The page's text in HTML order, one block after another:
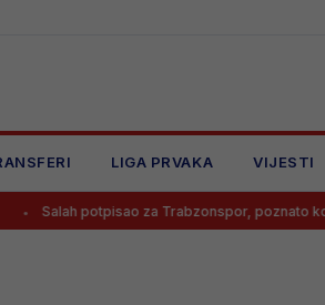
LIGA PRVAKA VIJESTI
za Trabzonspor, poznato koliko će zarađivati